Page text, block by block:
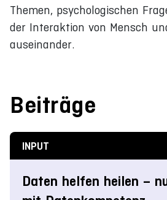
Themen, psychologischen
der Interaktion von Mensch
auseinander.
Beiträge
INPUT
Daten helfen heilen –